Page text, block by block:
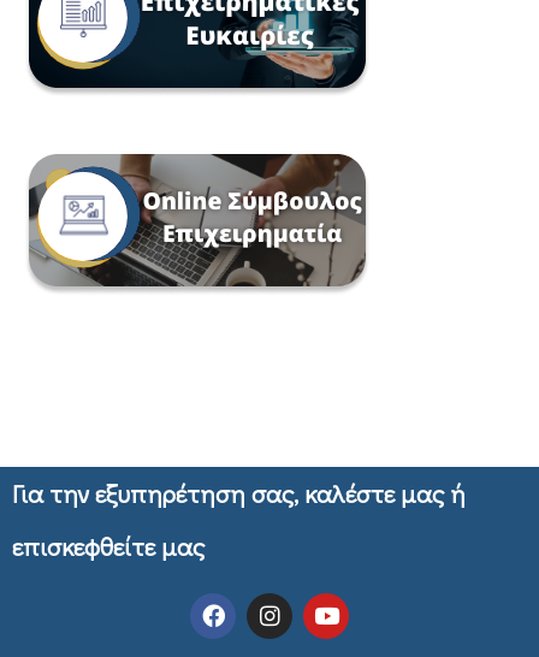
Για την εξυπηρέτηση σας, καλέστε μας ή
επισκεφθείτε μας